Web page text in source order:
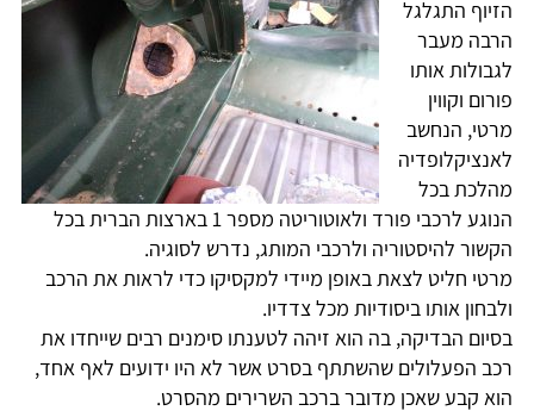
הזיוף התגלגל
הרבה מעבר
לגבולות אותו
פורום וקווין
מרטי, הנחשב
לאנציקלופדיה
מהלכת בכל
הנוגע לרכבי פורד ולאוטוריטה מספר 1 בארצות הברית בכל
הקשור להיסטוריה ולרכבי המותג, נדרש לסוגיה.
מרטי חליט לצאת באופן מיידי למקסיקו כדי לראות את הרכב
ולבחון אותו ביסודיות מכל צדדיו.
בסיום הבדיקה, בה הוא זיהה לטענתו סימנים רבים שייחדו את
רכב הפעלולים שהשתתף בסרט אשר לא היו ידועים לאף אחד,
הוא קבע שאכן מדובר ברכב השרירים מהסרט.